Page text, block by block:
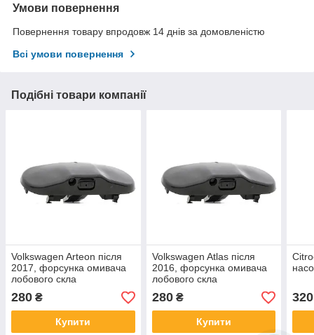
Умови повернення
Повернення товару впродовж 14 днів за домовленістю
Всі умови повернення
Подібні товари компанії
Volkswagen Arteon після
2017, форсунка омивача
лобового скла
280 ₴
Купити
Volkswagen Atlas після
2016, форсунка омивача
лобового скла
280₴
Купити
320